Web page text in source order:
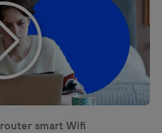
smart Wifi